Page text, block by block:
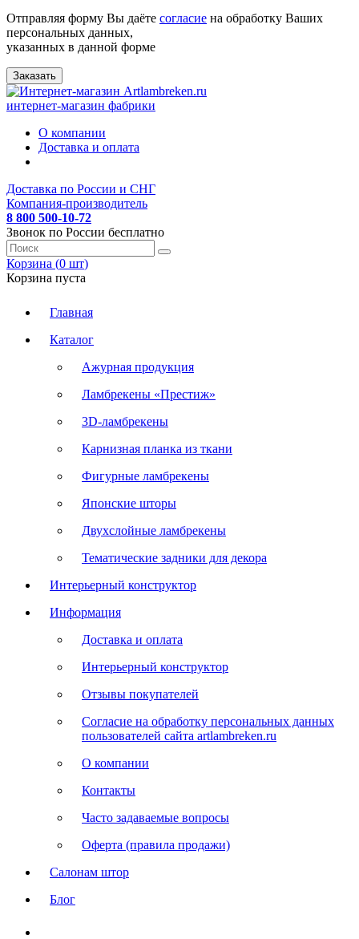
Отправляя форму Вы даёте согласие на обработку Ваших
персональных данных,
указанных в данной форме
Заказать
интернет-магазин фабрики
О компании
Доставка и оплата
Доставка по России и СНГ
Компания-производитель
8 800 500-10-72
Звонок по России бесплатно
Корзина (0 шт)
Корзина пуста
Главная
Каталог
Ажурная продукция
Ламбрекены «Престиж»
3D-ламбрекены
Карнизная планка из ткани
Фигурные ламбрекены
Японские шторы
Двухслойные ламбрекены
Тематические задники для декора
Интерьерный конструктор
Информация
Доставка и оплата
Интерьерный конструктор
Отзывы покупателей
Согласие на обработку персональных данных
пользователей сайта artlambreken.ru
О компании
Контакты
Часто задаваемые вопросы
Оферта (правила продажи)
Салонам штор
Блог